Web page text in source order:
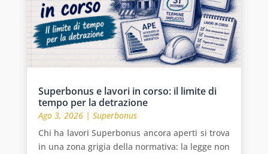
Superbonus e lavori in corso: il limite di
tempo per la detrazione
Ago 3, 2026| Superbonus
Chi ha lavori Superbonus ancora aperti si trova
in una zona grigia della normativa: la legge non